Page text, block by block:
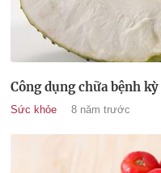
Công dụng chữa bệnh
Sức khỏe 8 năm trước